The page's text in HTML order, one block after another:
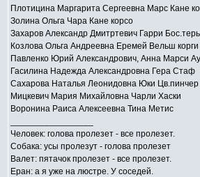
Плотицина Маргарита Сергеевна Марс Кане
Золина Ольга Чара Кане корсо
Захаров Александр Дмитртевич Гарри
Козлова Ольга Андреевна Еремей Вельш корги
Павленко Юрий Александрович, Анна Марси
Гасилина Надежда Александровна Гера Стаф
Сахарова Наталья Леонидовна Юки Цв.пинчер
Мицкевич Мария Михайловна Чарли Хаски
Воронина Раиса Алексеевна Тина Метис
Человек: голова пролезет - все пролезет.
Собака: усы пролезут - голова пролезет
Валет: пятачок пролезет - все пролезет.
Еран: а я уже на люстре. У соседей.